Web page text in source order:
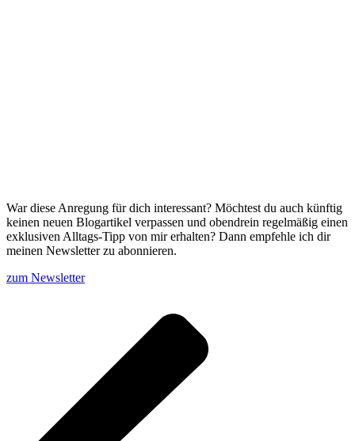
War diese Anregung für dich interessant? Möchtest du auch künftig
keinen neuen Blogartikel verpassen und obendrein regelmäßig einen
exklusiven Alltags-Tipp von mir erhalten? Dann empfehle ich dir
meinen Newsletter zu abonnieren.
zum Newsletter